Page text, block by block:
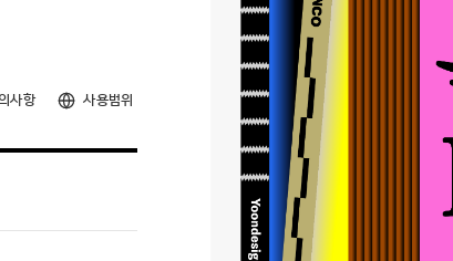
사항 사용범위